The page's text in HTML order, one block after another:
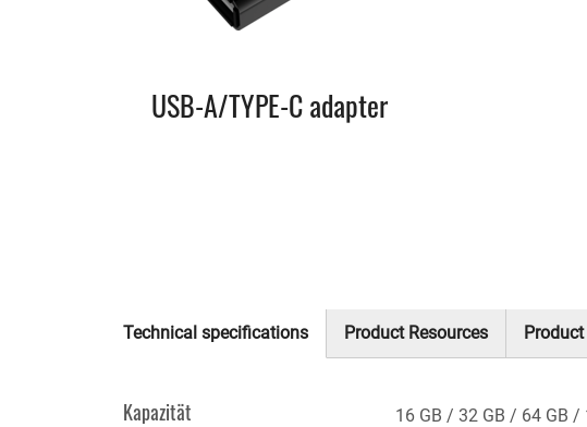
USB-A/TYPE-C adapter
Technical specifications
Product Resources
Kapazität 16 GB 32 GB 64 GB